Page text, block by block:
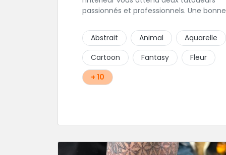
passionnés et professionnels. Une bonne
shop en compagnie de Angéline et Ludo.
Abstrait Animal
Aquarelle
Cartoon
Fantasy
Fleur
+ 10